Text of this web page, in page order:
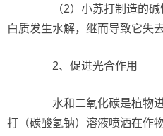
（2）小苏打制造的碱
白质发生水解，继而导致它失
2、促进光合作用
水和二氧化碳是植物进
打（碳酸氢钠）溶液喷洒在作